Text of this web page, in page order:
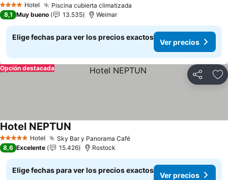
4 EstrellasHotel Piscina cubierta climatizada
8,1 Muy bueno 13.535 Weimar
Elige fechas para ver los precios exactos
Ver precios
Compartir
Opción destacada
5 Estrellas Hotel Sky Bar y Panorama CaféVer precios
Hotel NEPTUN
8,6 Excelente 15.426 Rostock
Elige fechas para ver los precios exactos
Ver precios